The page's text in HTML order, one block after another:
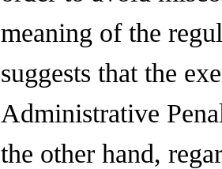
meaning of the
suggests that the
Administrative
the other hand,